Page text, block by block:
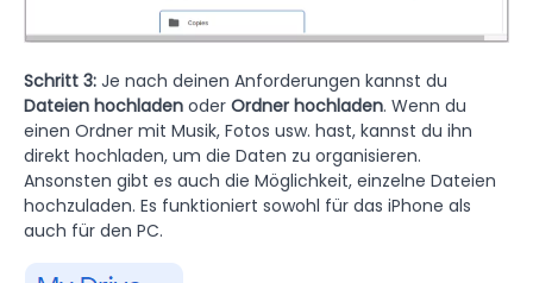
Schritt 3: Je nach deinen Anforderungen kannst du
Dateien hochladen oder Ordner hochladen. Wenn du
einen Ordner mit Musik, Fotos usw. hast, kannst du ihn
direkt hochladen, um die Daten zu organisieren.
Ansonsten gibt es auch die Möglichkeit, einzelne Dateien
hochzuladen. Es funktioniert sowohl für das iPhone als
auch für den PC.